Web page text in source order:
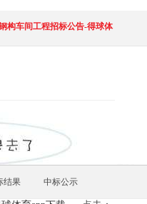
构车间工程招标公告-得球体
结果 中标公示